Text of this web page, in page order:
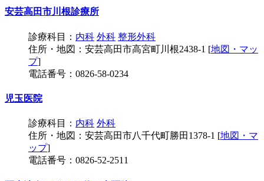
安芸高田市川根診療所
診療科目： 内科 外科 整形外科
住所・地図：安芸高田市高宮町川根2438-1 [地図・マッ
プ]
電話番号：0826-58-0234
児玉医院
診療科目： 内科 外科
住所・地図：安芸高田市八千代町勝田1378-1 [地図・マ
ップ]
電話番号：0826-52-2511